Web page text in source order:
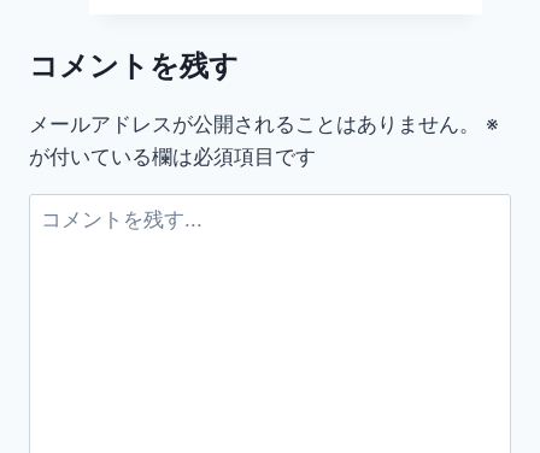
ラ
ン
ダ
ム
コメントを残す
メールアドレスが公開されることはありません。
※
が付いている欄は必須項目です